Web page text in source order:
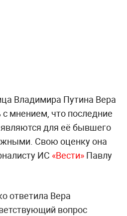
Владимира Путина Вера
с мнением, что последние
для её бывшего
Свою оценку она
ИС «Вести»Павлу
ответила Вера
вопрос